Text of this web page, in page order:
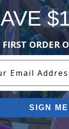
ORDER
SIGN